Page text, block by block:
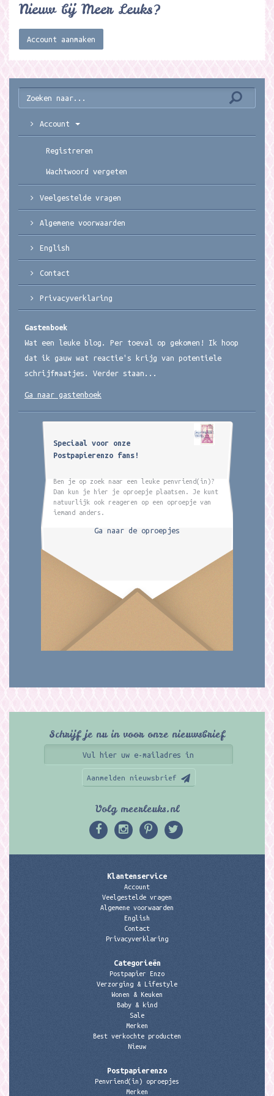
Nieuw bij Meer Leuks?
Account aanmaken
Account
Registreren
Wachtwoord vergeten
Veelgestelde vragen
Algemene voorwaarden
English
Contact
Privacyverklaring
Gastenboek
Wat een leuke blog. Per toeval op gekomen! Ik hoop
dat ik gauw wat reactie's krijg van potentiele
schrijfmaatjes. Verder staan...
Ga naar gastenboek
Speciaal voor onze
Postpapierenzo fans!
Ben je op zoek naar een leuke penvriend(in)?
Dan kun je hier je oproepje plaatsen. Je kunt
natuurlijk ook reageren op een oproepje van
iemand anders.
Ga naar de oproepjes
Schrijf je nu in voor onze nieuwsbrief
Aanmelden nieuwsbrief
Volg meerleuks.nl
Klantenservice
Account
Veelgestelde vragen
Algemene voorwaarden
English
Contact
Privacyverklaring
Categorieën
Postpapier Enzo
Verzorging & Lifestyle
Wonen & Keuken
Baby & kind
Sale
Merken
Best verkochte producten
Nieuw
Postpapierenzo
Penvriend(in) oproepjes
Merken